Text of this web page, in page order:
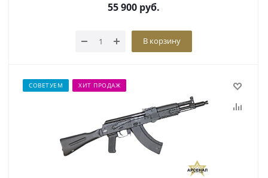
55 900 руб.
В корзину
СОВЕТУЕМ ХИТ ПРОДАЖ